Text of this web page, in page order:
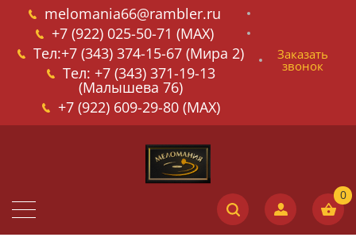
melomania66@rambler.ru
+7 (922) 025-50-71 (MAX)
Тел:+7 (343) 374-15-67 (Мира 2)
Тел: +7 (343) 371-19-13
(Малышева 76)
+7 (922) 609-29-80 (MAX)
Заказать
звонок